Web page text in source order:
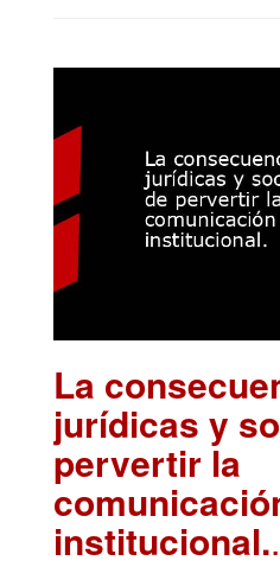
La
jurídicas y
pervertir la
institucional.